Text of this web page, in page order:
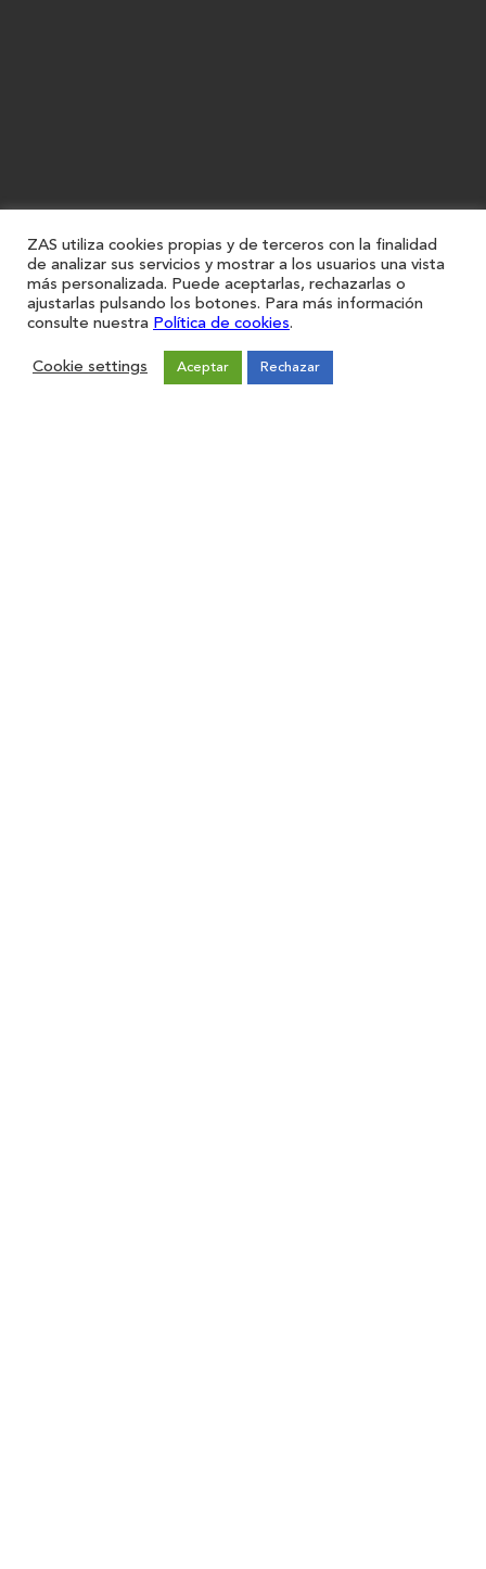
ZAS utiliza cookies propias y de terceros con la finalidad
de analizar sus servicios y mostrar a los usuarios una vista
más personalizada. Puede aceptarlas, rechazarlas o
ajustarlas pulsando los botones. Para más información
consulte nuestra Política de cookies.
Cookie settings Aceptar Rechazar